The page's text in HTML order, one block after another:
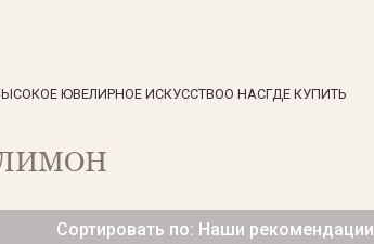
ЮВЕЛИРНОЕ ИСКУССТВОО НАСГДЕ КУПИТЬ
Сортировать по: Наши рекомендации